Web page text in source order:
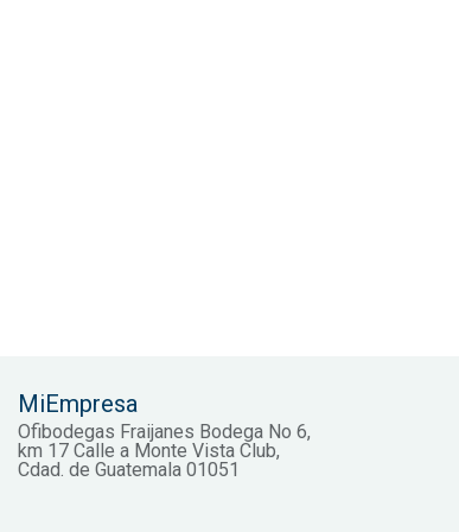
MiEmpresa
Ofibodegas Fraijanes Bodega No 6,
km 17 Calle a Monte Vista Club,
Cdad. de Guatemala 01051